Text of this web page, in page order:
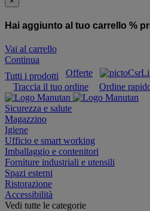
Hai aggiunto al tuo carrello %
Vai al carrello
Continua
Tutti i prodotti
Offerte
Traccia il tuo ordine
Ordine
Sicurezza e salute
Magazzino
Igiene
Ufficio e smart working
Imballaggio e contenitori
Forniture industriali e utensili
Spazi esterni
Ristorazione
Accessibilità
Vedi tutte le categorie